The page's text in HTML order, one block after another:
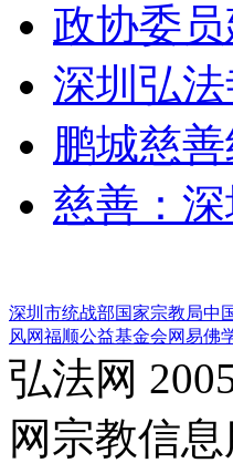
政协委
深圳弘
鹏城慈
慈善：
深圳市统战部国家宗教局中
风网福顺公益基金会网易佛
弘法网
网宗教信